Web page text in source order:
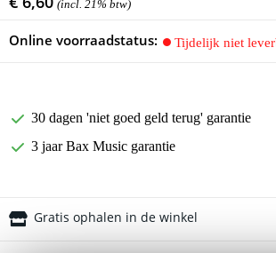
(incl. 21% btw)
Online voorraadstatus: Tijdelijk niet
30 dagen 'niet goed geld terug' garantie
3 jaar Bax Music garantie
Gratis ophalen in de winkel